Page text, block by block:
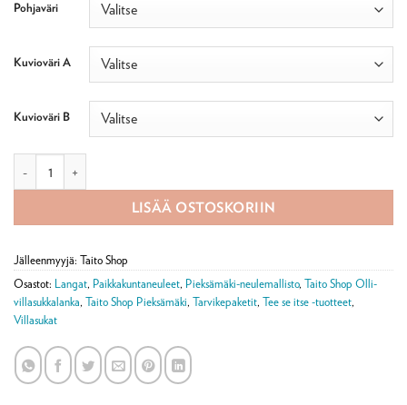
Pohjaväri
Kuvioväri A
Kuvioväri B
LISÄÄ OSTOSKORIIN
Jälleenmyyjä: Taito Shop
Osastot: Langat, Paikkakuntaneuleet, Pieksämäki-neulemallisto, Taito Shop Olli-
villasukkalanka, Taito Shop Pieksämäki, Tarvikepaketit, Tee se itse -tuotteet,
Villasukat